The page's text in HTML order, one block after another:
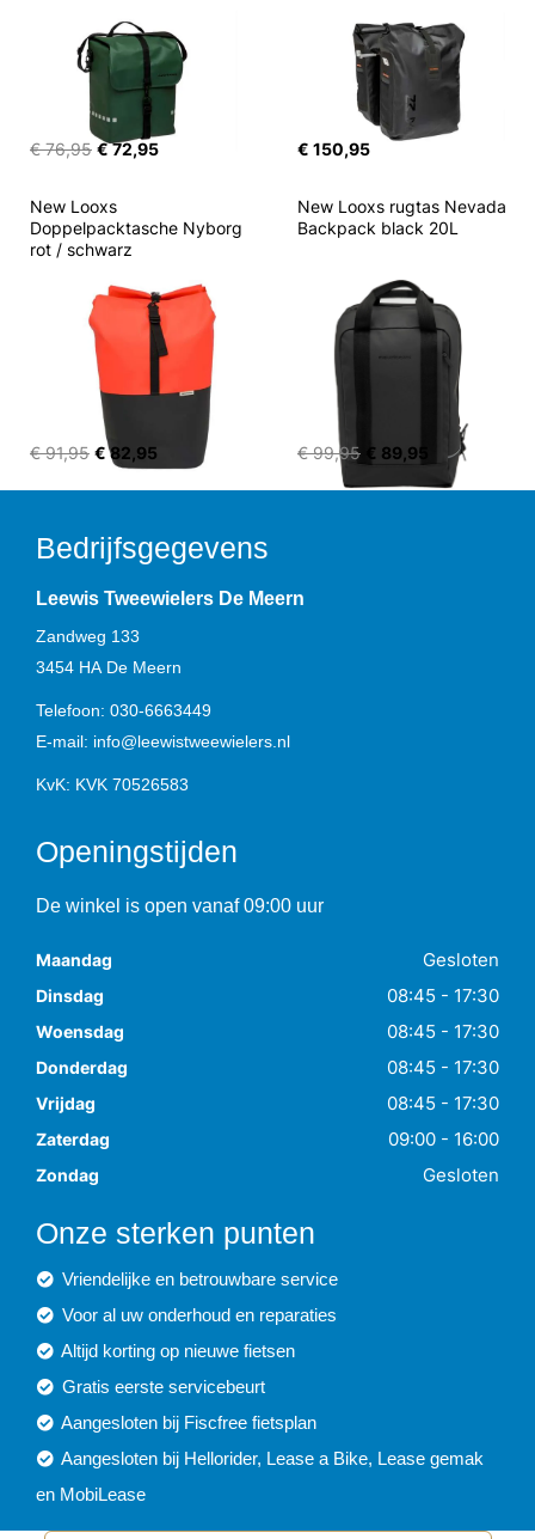
€ 76,95 € 72,95 € 150,95
New Looxs
Doppelpacktasche Nyborg
rot / schwarz
€ 91,95 € 82,95
New Looxs rugtas Nevada
Backpack black 20L
€ 99,95 € 89,95
Bedrijfsgegevens
Leewis Tweewielers De Meern
Zandweg 133
3454 HA De Meern
Telefoon: 030-6663449
E-mail: info@leewistweewielers.nl
KvK: KVK 70526583
Openingstijden
De winkel is open vanaf 09:00 uur
Maandag Gesloten
Dinsdag 08:45 - 17:30
Woensdag 08:45 - 17:30
Donderdag 08:45 - 17:30
Vrijdag 08:45 - 17:30
Zaterdag 09:00 - 16:00
Zondag Gesloten
Onze sterken punten
Vriendelijke en betrouwbare service
Voor al uw onderhoud en reparaties
Altijd korting op nieuwe fietsen
Gratis eerste servicebeurt
Aangesloten bij Fiscfree fietsplan
Aangesloten bij Hellorider, Lease a Bike, Lease gemak
en MobiLease